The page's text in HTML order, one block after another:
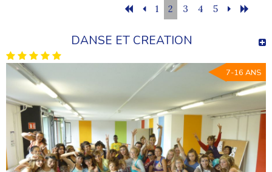
1 2 3 4 5
DANSE ET CREATION
7-16 ANS